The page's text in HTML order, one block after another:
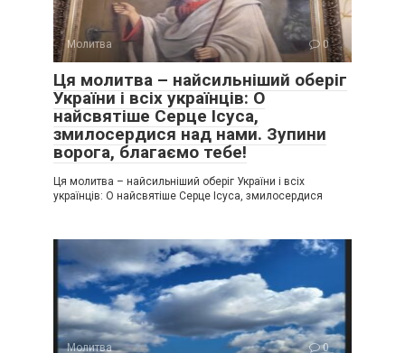
Молитва 0
Ця молитва – найсильніший оберіг
України і всіх українців: О
найсвятіше Серце Ісуса,
змилосердися над нами. Зупини
ворога, благаємо тебе!
Ця молитва – найсильніший оберіг України і всіх
українців: О найсвятіше Серце Ісуса, змилосердися
Молитва 0